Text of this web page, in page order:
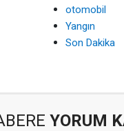
otomobil
Yangın
Son Dakika
YORUM